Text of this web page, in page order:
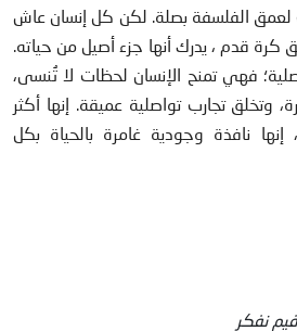
لعمق الفلسفة بصلة. لكن كل إنسان عاش
كرة قدم ، يدرك أنها جزء أصيل من حياته.
فهي تمنح الإنسان لحظات لا تُنسى،
وتخلق تجارب تواصلية عميقة. إنها أكثر
نافذة وجودية غامرة بالحياة بكل
فيم نفكر